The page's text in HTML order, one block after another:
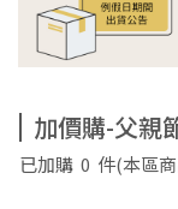
加價購-父親
已加購 0 件(本區